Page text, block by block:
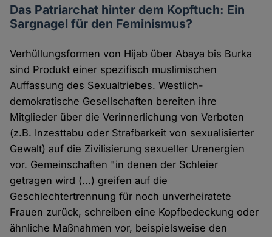
Das Patriarchat hinter dem Kopftuch: Ein
Sargnagel für den Feminismus?
Verhüllungsformen von Hijab über Abaya bis Burka
sind Produkt einer spezifisch muslimischen
Auffassung des Sexualtriebes. Westlich-
demokratische Gesellschaften bereiten ihre
Mitglieder über die Verinnerlichung von Verboten
(z.B. Inzesttabu oder Strafbarkeit von sexualisierter
Gewalt) auf die Zivilisierung sexueller Urenergien
vor. Gemeinschaften "in denen der Schleier
getragen wird (...) greifen auf die
Geschlechtertrennung für noch unverheiratete
Frauen zurück, schreiben eine Kopfbedeckung oder
ähnliche Maßnahmen vor, beispielsweise den